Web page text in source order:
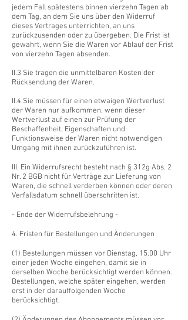
jedem Fall spätestens binnen vierzehn Tagen ab
dem Tag, an dem Sie uns über den Widerruf
dieses Vertrages unterrichten, an uns
zurückzusenden oder zu übergeben. Die Frist ist
gewahrt, wenn Sie die Waren vor Ablauf der Frist
von vierzehn Tagen absenden.
II.3 Sie tragen die unmittelbaren Kosten der
Rücksendung der Waren.
II.4 Sie müssen für einen etwaigen Wertverlust
der Waren nur aufkommen, wenn dieser
Wertverlust auf einen zur Prüfung der
Beschaffenheit, Eigenschaften und
Funktionsweise der Waren nicht notwendigen
Umgang mit ihnen zurückzuführen ist.
III. Ein Widerrufsrecht besteht nach § 312g Abs. 2
Nr. 2 BGB nicht für Verträge zur Lieferung von
Waren, die schnell verderben können oder deren
Verfallsdatum schnell überschritten ist.
- Ende der Widerrufsbelehrung -
4. Fristen für Bestellungen und Änderungen
(1) Bestellungen müssen vor Dienstag, 15.00 Uhr
einer jeden Woche eingehen, damit sie in
derselben Woche berücksichtigt werden können.
Bestellungen, welche später eingehen, werden
erst in der darauffolgenden Woche
berücksichtigt.